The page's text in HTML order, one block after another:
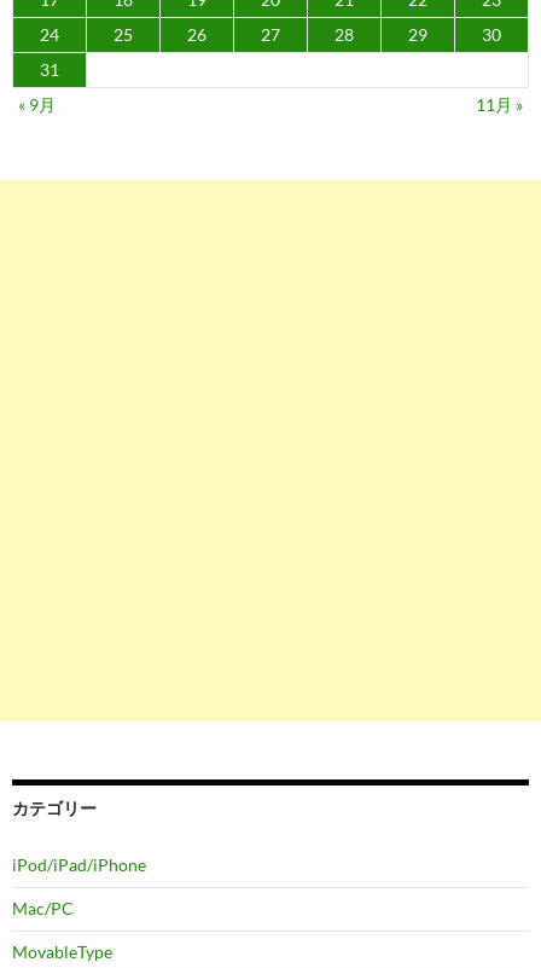
24
25 26 27 28 29
30
31
« 9月
11月 »
カテゴリー
iPod/iPad/iPhone
Mac/PC
MovableType